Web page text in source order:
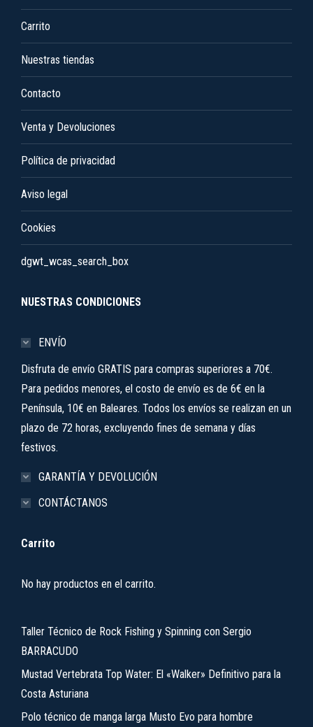
Carrito
Nuestras tiendas
Contacto
Venta y Devoluciones
Política de privacidad
Aviso legal
Cookies
dgwt_wcas_search_box
NUESTRAS CONDICIONES
ENVÍO
Disfruta de envío GRATIS para compras superiores a 70€.
Para pedidos menores, el costo de envío es de 6€ en la
Península, 10€ en Baleares. Todos los envíos se realizan en un
plazo de 72 horas, excluyendo fines de semana y días
festivos.
GARANTÍA Y DEVOLUCIÓN
CONTÁCTANOS
Carrito
No hay productos en el carrito.
Taller Técnico de Rock Fishing y Spinning con Sergio
BARRACUDO
Mustad Vertebrata Top Water: El «Walker» Definitivo para la
Costa Asturiana
Polo técnico de manga larga Musto Evo para hombre